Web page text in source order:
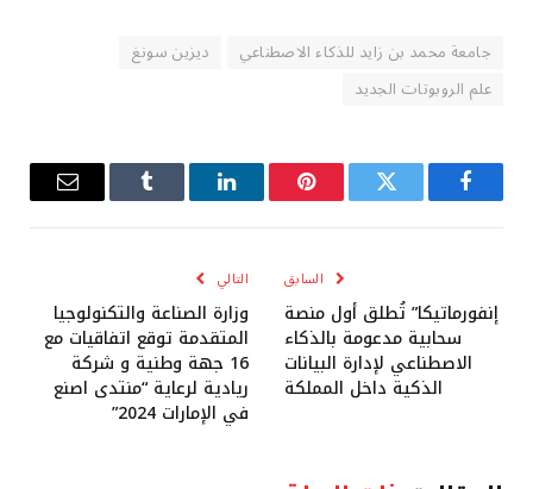
جامعة محمد بن زايد للذكاء الاصطناعي
ديزين سونغ
علم الروبوتات الجديد
فيسبوك تويتر بينتيريستلينكدإن Tumblr
البريد
السابق
إنفورماتيكا” تُطلق أول منصة
سحابية مدعومة بالذكاء
الاصطناعي لإدارة البيانات
الذكية داخل المملكة
التالي
وزارة الصناعة والتكنولوجيا
المتقدمة توقع اتفاقيات مع
16 جهة وطنية و شركة
ريادية لرعاية “منتدى اصنع
في الإمارات 2024”